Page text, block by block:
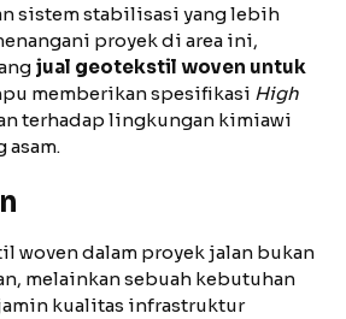
sistem stabilisasi yang lebih
proyek di area ini,
jual geotekstil woven untuk
memberikan spesifikasi High
terhadap lingkungan kimiawi
asam.
woven dalam proyek jalan bukan
melainkan sebuah kebutuhan
kualitas infrastruktur